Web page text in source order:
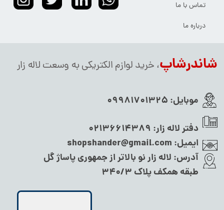
شاندرشاپ، خرید لوازم الکتریکی به وسعت لاله زار
موبایل: 09981701325
دفتر لاله زار: 02136614389
ایمیل: shopshander@gmail.com
آدرس: لاله زار نو بالاتر از جمهوری پاساژ گل
طبقه همکف پلاک ۳۴۰/۳
تماس با ما
درباره ما